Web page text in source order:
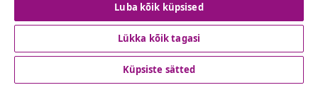
© 2008-2026 vidaXL www.vidaxl.ee on vidaXL Marketplace
Luba kõik küpsised
Lükka kõik tagasi
Küpsiste sätted